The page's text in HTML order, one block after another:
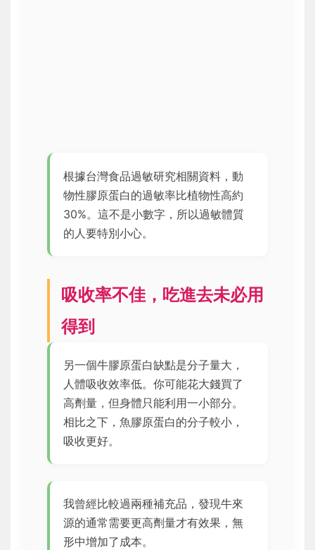
根據台灣食品過敏研究相關資料，動
物性膠原蛋白的過敏率比植物性高約
30%。這不是小數字，所以過敏體質
的人要特別小心。
吸收率不佳，吃進去未必用
得到
另一個牛膠原蛋白缺點是分子量大，
人體吸收效率低。你可能花大錢買了
高劑量，但身體只能利用一小部分。
相比之下，魚膠原蛋白的分子較小，
吸收更好。
我曾經比較過兩種補充品，發現牛來
源的通常需要更高劑量才有效果，無
形中增加了成本。